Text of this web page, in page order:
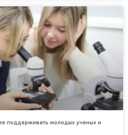
поддерживать молодых ученых и